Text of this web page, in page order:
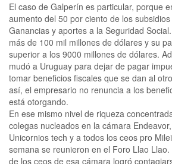
El caso de Galperín es particular, porque
aumento del 50 por ciento de los
Ganancias y aportes a la Seguridad
más de 100 mil millones de dólares y su
superior a los 9000 millones de dólares.
mudó a Uruguay para dejar de pagar
tomar beneficios fiscales que se dan al
así, el empresario no renuncia a los
está otorgando.
En ese mismo nivel de riqueza
colegas nucleados en la cámara
Unicornios tech y a todos los ceos pro
semana se reunieron en el Foro Llao
de los ceos de esa cámara logró